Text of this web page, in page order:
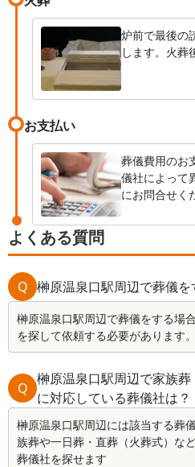
炉前で最後の
します。火葬
お支払い
葬儀費用のお
儀社によって
にお問合せく
よくある質問
Q 榊原温泉口駅周辺で葬儀を
榊原温泉口駅周辺で葬儀をする場
を探して依頼する必要があります。
Q
榊原温泉口駅周辺で家族葬
に対応している葬儀社は？
榊原温泉口駅周辺には該当する葬
族葬や一日葬・直葬（火葬式）な
葬儀社を探せます